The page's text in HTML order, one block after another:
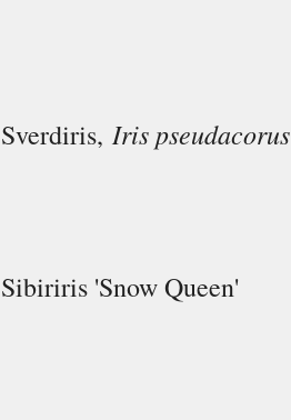
Sverdiris, Iris pseudacorus
Sibiriris 'Snow Queen'